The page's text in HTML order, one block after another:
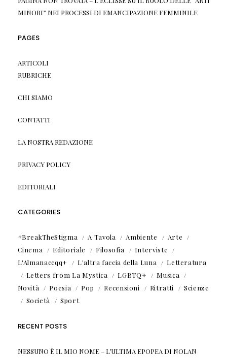
MINORI” NEI PROCESSI DI EMANCIPAZIONE FEMMINILE
PAGES
ARTICOLI
RUBRICHE
CHI SIAMO
CONTATTI
LA NOSTRA REDAZIONE
PRIVACY POLICY
EDITORIALI
CATEGORIES
#BreakTheStigma A Tavola Ambiente
Arte
Cinema
Editoriale Filosofia
Interviste
L'Almanaccqq+
L'altra faccia della Luna
Letteratura
Letters from La Mystica
LGBTQ+
Musica
Novità
Poesia Pop Recensioni Ritratti
Scienze
Società
Sport
RECENT POSTS
NESSUNO È IL MIO NOME – L’ULTIMA EPOPEA DI NOLAN